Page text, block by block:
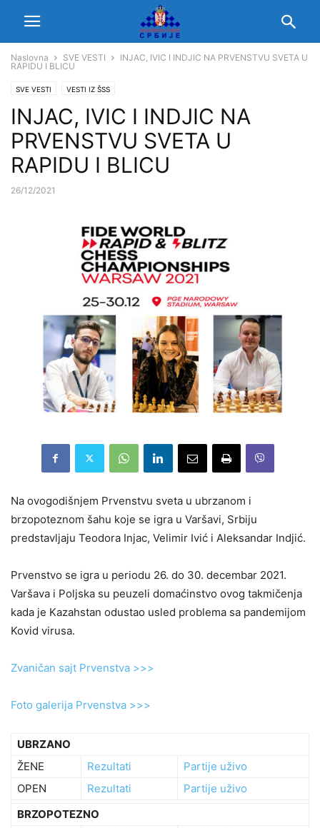
Naslovna SVE VESTI
INJAC, IVIC I INDJIC NA PRVENSTVU SVETA U
RAPIDU I BLICU
SVE VESTI VESTI IZ ŠSS
INJAC, IVIC I INDJIC NA
PRVENSTVU SVETA U
RAPIDU I BLICU
26/12/2021
Na ovogodišnjem Prvenstvu sveta u ubrzanom i
brzopoteznom šahu koje se igra u Varšavi, Srbiju
predstavljaju Teodora Injac, Velimir Ivić i Aleksandar Indjić.
Prvenstvo se igra u periodu 26. do 30. decembar 2021.
Varšava i Poljska su peuzeli domaćinstvo ovog takmičenja
kada je Kazahstan odustao usled problema sa pandemijom
Kovid virusa.
Zvaničan sajt Prvenstva >>>
Foto galerija Prvenstva >>>
UBRZANO
ŽENE
Rezultati
Partije uživo
OPEN
Rezultati
Partije uživo
BRZOPOTEZNO